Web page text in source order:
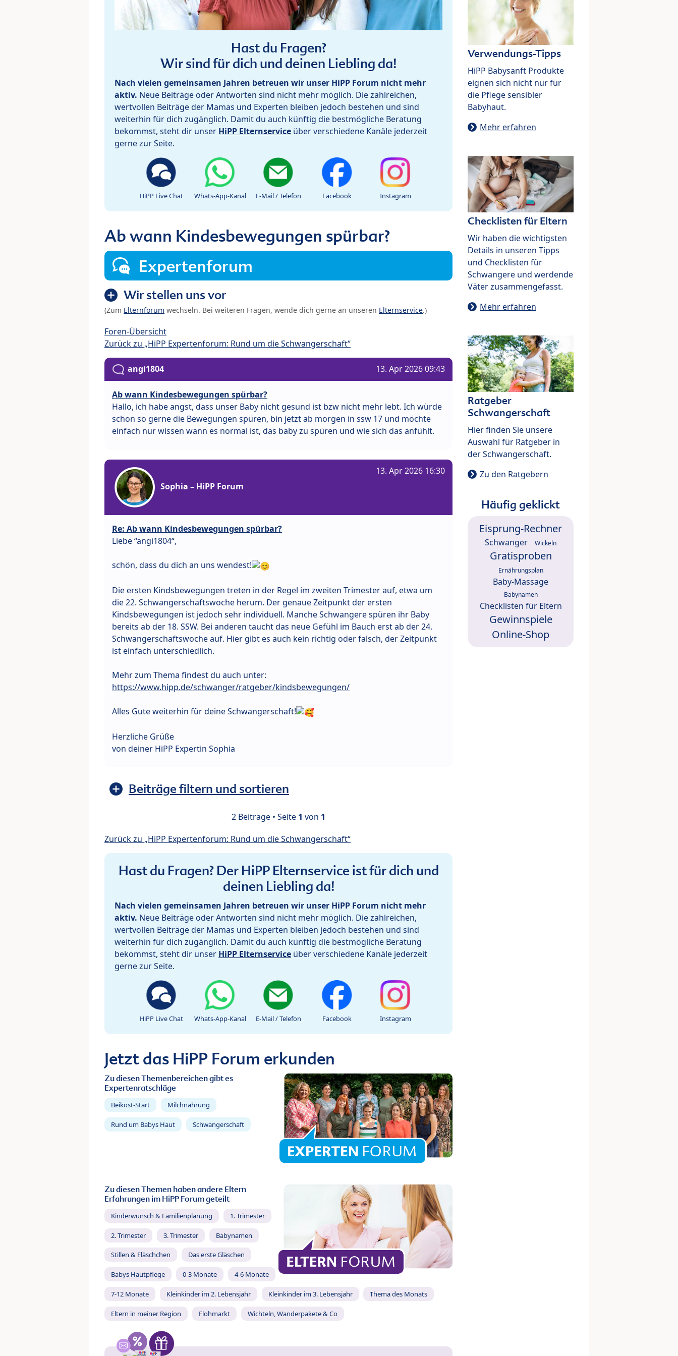
Hast du Fragen?
Wir sind für dich und deinen Liebling da!
Nach vielen gemeinsamen Jahren betreuen wir unser HiPP Forum nicht mehr
aktiv. Neue Beiträge oder Antworten sind nicht mehr möglich. Die zahlreichen,
wertvollen Beiträge der Mamas und Experten bleiben jedoch bestehen und sind
weiterhin für dich zugänglich. Damit du auch künftig die bestmögliche Beratung
bekommst, steht dir unser HiPP Elternservice über verschiedene Kanäle jederzeit
gerne zur Seite.
HiPP Live Chat Whats-App-Kanal E-Mail / Telefon Facebook Instagram
Ab wann Kindesbewegungen spürbar?
Expertenforum
Wir stellen uns vor
(Zum Elternforum wechseln. Bei weiteren Fragen, wende dich gerne an unseren Elternservice.)
Foren-Übersicht
Zurück zu „HiPP Expertenforum: Rund um die Schwangerschaft“
angi1804 13. Apr 2026 09:43
Ab wann Kindesbewegungen spürbar?
Hallo, ich habe angst, dass unser Baby nicht gesund ist bzw nicht mehr lebt. Ich würde
schon so gerne die Bewegungen spüren, bin jetzt ab morgen in ssw 17 und möchte
einfach nur wissen wann es normal ist, das baby zu spüren und wie sich das anfühlt.
Sophia – HiPP Forum
13. Apr 2026 16:30
Re: Ab wann Kindesbewegungen spürbar?
Liebe “angi1804“,
schön, dass du dich an uns wendest!
Die ersten Kindsbewegungen treten in der Regel im zweiten Trimester auf, etwa um
die 22. Schwangerschaftswoche herum. Der genaue Zeitpunkt der ersten
Kindsbewegungen ist jedoch sehr individuell. Manche Schwangere spüren ihr Baby
bereits ab der 18. SSW. Bei anderen taucht das neue Gefühl im Bauch erst ab der 24.
Schwangerschaftswoche auf. Hier gibt es auch kein richtig oder falsch, der Zeitpunkt
ist einfach unterschiedlich.
Mehr zum Thema findest du auch unter:
https://www.hipp.de/schwanger/ratgeber/kindsbewegungen/
Alles Gute weiterhin für deine Schwangerschaft!
Herzliche Grüße
von deiner HiPP Expertin Sophia
Beiträge filtern und sortieren
2 Beiträge • Seite 1 von 1
Zurück zu „HiPP Expertenforum: Rund um die Schwangerschaft“
Hast du Fragen? Der HiPP Elternservice ist für dich und
deinen Liebling da!
Nach vielen gemeinsamen Jahren betreuen wir unser HiPP Forum nicht mehr
aktiv. Neue Beiträge oder Antworten sind nicht mehr möglich. Die zahlreichen,
wertvollen Beiträge der Mamas und Experten bleiben jedoch bestehen und sind
weiterhin für dich zugänglich. Damit du auch künftig die bestmögliche Beratung
bekommst, steht dir unser HiPP Elternservice über verschiedene Kanäle jederzeit
gerne zur Seite.
HiPP Live Chat Whats-App-Kanal E-Mail / Telefon Facebook Instagram
Jetzt das HiPP Forum erkunden
Zu diesen Themenbereichen gibt es
Expertenratschläge
Beikost-Start Milchnahrung
Rund um Babys Haut Schwangerschaft
Zu diesen Themen haben andere Eltern
Erfahrungen im HiPP Forum geteilt
Kinderwunsch & Familienplanung 1. Trimester
2. Trimester 3. Trimester Babynamen
Stillen & Fläschchen Das erste Gläschen
Babys Hautpflege 0-3 Monate 4-6 Monate
7-12 Monate Kleinkinder im 2. Lebensjahr Kleinkinder im 3. Lebensjahr Thema des Monats
Eltern in meiner Region Flohmarkt Wichteln, Wanderpakete & Co
Verwendungs-Tipps
HiPP Babysanft Produkte
eignen sich nicht nur für
die Pflege sensibler
Babyhaut.
Mehr erfahren
Checklisten für Eltern
Wir haben die wichtigsten
Details in unseren Tipps
und Checklisten für
Schwangere und werdende
Väter zusammengefasst.
Mehr erfahren
Ratgeber
Schwangerschaft
Hier finden Sie unsere
Auswahl für Ratgeber in
der Schwangerschaft.
Zu den Ratgebern
Häufig geklickt
Eisprung-Rechner
Schwanger Wickeln
Gratisproben
Ernährungsplan
Baby-Massage
Babynamen
Checklisten für Eltern
Gewinnspiele
Online-Shop